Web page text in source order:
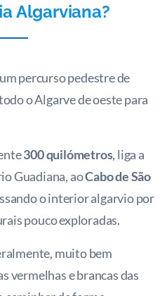
Algarviana?
percurso pedestre de
o Algarve de oeste para
300 quilómetros, liga a
Guadiana, aoCabo de São
o interior algarvio por
pouco exploradas.
muito bem
vermelhas e brancas das